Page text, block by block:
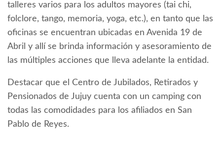
talleres varios para los adultos mayores (tai chi,
folclore, tango, memoria, yoga, etc.), en tanto que las
oficinas se encuentran ubicadas en Avenida 19 de
Abril y allí se brinda información y asesoramiento de
las múltiples acciones que lleva adelante la entidad.
Destacar que el Centro de Jubilados, Retirados y
Pensionados de Jujuy cuenta con un camping con
todas las comodidades para los afiliados en San
Pablo de Reyes.